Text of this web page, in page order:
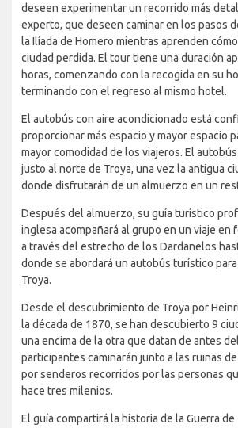
deseen experimentar un recorrido más
experto, que deseen caminar en los pasos
la Ilíada de Homero mientras aprenden
ciudad perdida. El tour tiene una duración
horas, comenzando con la recogida en su
terminando con el regreso al mismo hotel.
El autobús con aire acondicionado está
proporcionar más espacio y mayor espacio
mayor comodidad de los viajeros. El autobús
justo al norte de Troya, una vez la antigua
donde disfrutarán de un almuerzo en un
Después del almuerzo, su guía turístico
inglesa acompañará al grupo en un viaje en
a través del estrecho de los Dardanelos
donde se abordará un autobús turístico
Troya.
Desde el descubrimiento de Troya por
la década de 1870, se han descubierto 9
una encima de la otra que datan de antes
participantes caminarán junto a las ruinas
por senderos recorridos por las personas
hace tres milenios.
El guía compartirá la historia de la Guerra de